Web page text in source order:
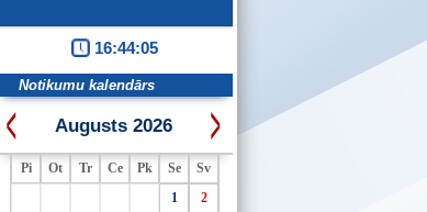
16:44:06
Notikumu kalendārs
Augusts 2026
Pi Ot Tr Ce Pk Se
Sv
1
2